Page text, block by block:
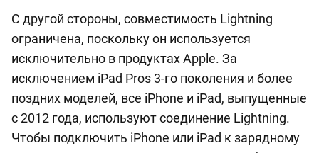
С другой стороны, совместимость Lightning
ограничена, поскольку он используется
исключительно в продуктах Apple. За
исключением iPad Pros 3-го поколения и более
поздних моделей, все iPhone и iPad, выпущенные
с 2012 года, используют соединение Lightning.
Чтобы подключить iPhone или iPad к зарядному